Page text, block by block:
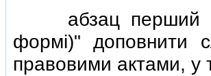
абзац перший
формi)" доповнити
правовими актами, у